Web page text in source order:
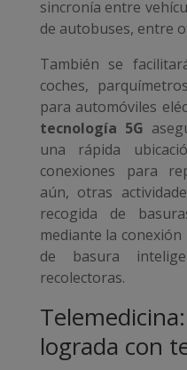
sincronía entre
de autobuses, entre
También se
coches,
para automóviles
tecnología 5G
una rápida
conexiones para
aún, otras
recogida de
mediante la
de basura
recolectoras.
lograda con